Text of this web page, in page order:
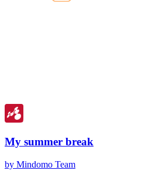
My summer break
by Mindomo Team